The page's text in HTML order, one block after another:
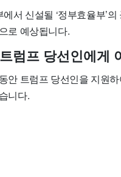
서 신설될 ‘정부효율부’
로 예상됩니다.
럼프 당선인에게
안 트럼프 당선인을 지원
니다.